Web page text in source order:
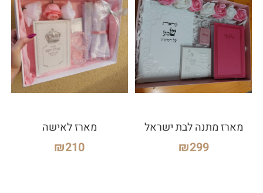
מארז מתנה לבת ישראל
₪299
מארז לאישה
₪210